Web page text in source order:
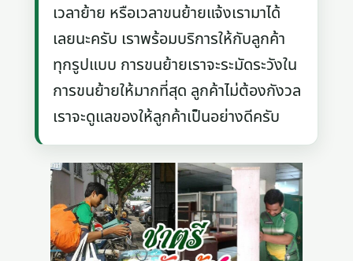
เวลาย้าย หรือเวลาขนย้ายแจ้งเรามาได้
เลยนะครับ เราพร้อมบริการให้กับลูกค้า
ทุกรูปแบบ การขนย้ายเราจะระมัดระวังใน
การขนย้ายให้มากที่สุด ลูกค้าไม่ต้องกังวล
เราจะดูแลของให้ลูกค้าเป็นอย่างดีครับ